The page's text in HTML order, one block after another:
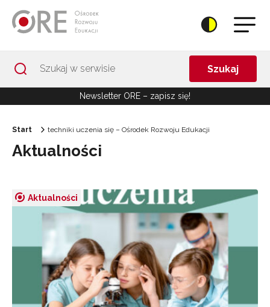
Szukaj
Newsletter ORE – zapisz się!
Start techniki uczenia się – Ośrodek Rozwoju Edukacji
Aktualności
Aktualności